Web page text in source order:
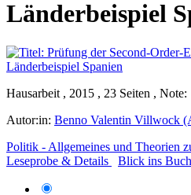
Länderbeispiel
Hausarbeit , 2015 , 23 Seiten , Note:
Autor:in: Benno Valentin Villwock
Politik - Allgemeines und Theorien
Leseprobe & Details
Blick ins Buch